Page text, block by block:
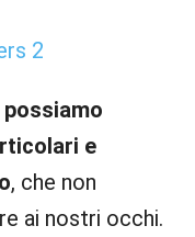
possiamo
e
, che non
ai nostri occhi.